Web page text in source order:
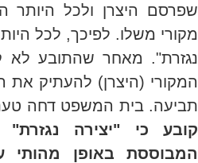
שפרסם היצרן ולכל היותר
מקורי משלו. לפיכך, לכל
נגזרת". מאחר שהתובע לא
המקורי (היצרן) להעתיק את
תביעה. בית המשפט דחה
קובע כי "יצירה
המבוססת באופן מהותי